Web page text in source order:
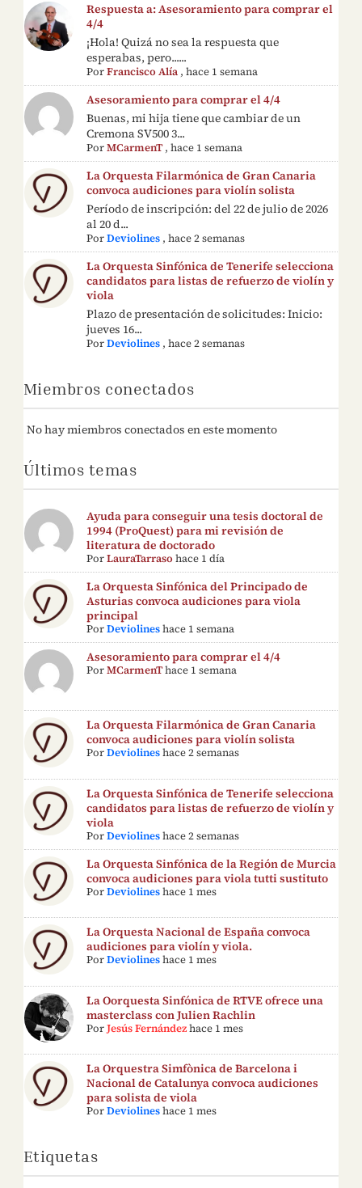
Respuesta a: Asesoramiento para comprar el
4/4
¡Hola! Quizá no sea la respuesta que
esperabas, pero......
PorFrancisco Alía ,hace 1 semana
Asesoramiento para comprar el 4/4
Buenas, mi hija tiene que cambiar de un
Cremona SV500 3...
PorMCarmenT,hace 1 semana
La Orquesta Filarmónica de Gran Canaria
convoca audiciones para violín solista
Período de inscripción: del 22 de julio de 2026
al 20 d...
PorDeviolines ,hace 2 semanas
La Orquesta Sinfónica de Tenerife selecciona
candidatos para listas de refuerzo de violín y
viola
Plazo de presentación de solicitudes: Inicio:
jueves 16...
PorDeviolines ,hace 2 semanas
Miembros conectados
No hay miembros conectados en este momento
Últimos temas
Ayuda para conseguir una tesis doctoral de
1994 (ProQuest) para mi revisión de
literatura de doctorado
PorLauraTarraso hace 1 día
La Orquesta Sinfónica del Principado de
Asturias convoca audiciones para viola
principal
PorDeviolines hace 1 semana
Asesoramiento para comprar el 4/4
PorMCarmenThace 1 semana
La Orquesta Filarmónica de Gran Canaria
convoca audiciones para violín solista
PorDeviolines hace 2 semanas
La Orquesta Sinfónica de Tenerife selecciona
candidatos para listas de refuerzo de violín y
viola
PorDeviolines hace 2 semanas
La Orquesta Sinfónica de la Región de Murcia
convoca audiciones para viola tutti sustituto
PorDeviolines hace 1 mes
La Orquesta Nacional de España convoca
audiciones para violín y viola.
PorDeviolines hace 1 mes
La Oorquesta Sinfónica de RTVE ofrece una
masterclass con Julien Rachlin
PorJesús Fernández hace 1 mes
La Orquestra Simfònica de Barcelona i
Nacional de Catalunya convoca audiciones
para solista de viola
PorDeviolines hace 1 mes
Etiquetas